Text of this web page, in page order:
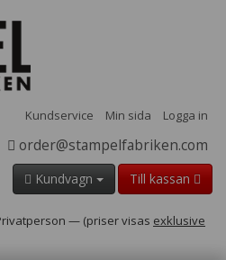
Kundservice Min sida Logga in
order@stampelfabriken.com
Kundvagn Till kassan
— (priser visas exklusive